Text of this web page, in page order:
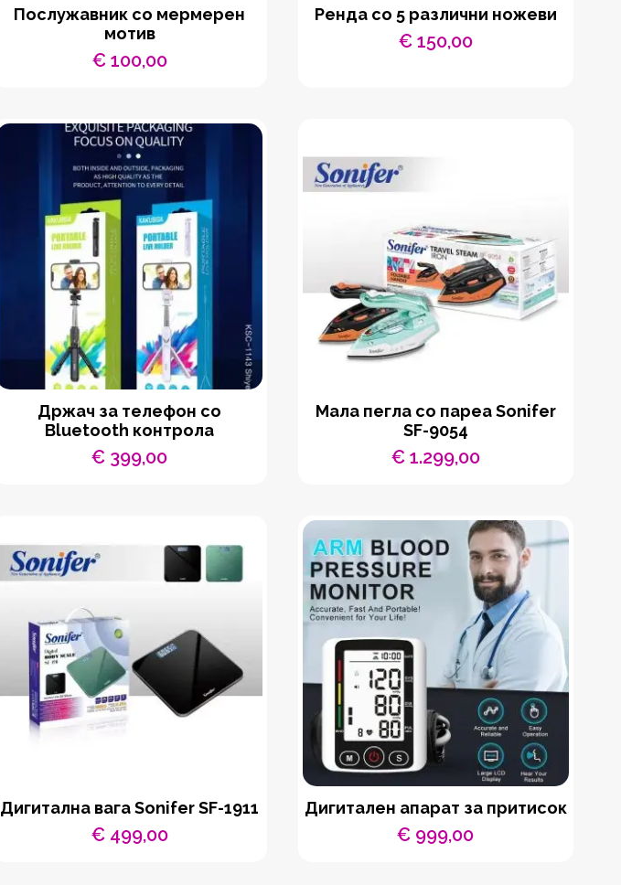
Послужавник со мермерен
мотив
€100,00
Ренда со 5 различни ножеви
€150,00
Држач за телефон со
Bluetooth контрола
€ 399,00
Мала пегла со пареа Sonifer
SF-9054
€1.299,00
Дигитална вага Sonifer SF-1911
€499,00
Дигитален апарат за притисок
€ 999,00